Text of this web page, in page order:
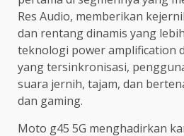
Res Audio, memberikan
dan rentang dinamis yang
teknologi power amplification
yang tersinkronisasi,
suara jernih, tajam, dan
dan gaming.
Moto g45 5G menghadirkan